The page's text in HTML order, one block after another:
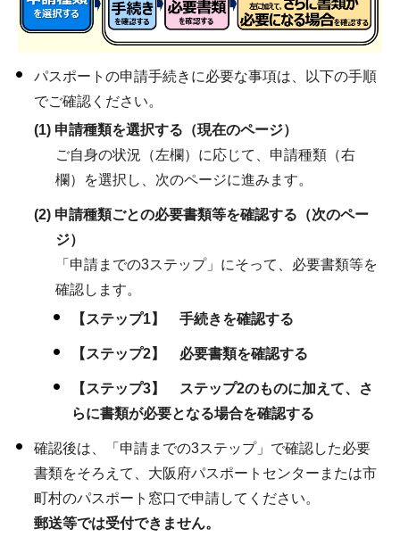
パスポートの申請手続きに必要な事項は、以下の手順
でご確認ください。
(1) 申請種類を選択する（現在のページ）
ご自身の状況（左欄）に応じて、申請種類（右
欄）を選択し、次のページに進みます。
(2) 申請種類ごとの必要書類等を確認する（次のペー
ジ）
「申請までの3ステップ」にそって、必要書類等を
確認します。
【ステップ1】 手続きを確認する
【ステップ2】 必要書類を確認する
【ステップ3】 ステップ2のものに加えて、さ
らに書類が必要となる場合を確認する
確認後は、「申請までの3ステップ」で確認した必要
書類をそろえて、大阪府パスポートセンターまたは市
町村のパスポート窓口で申請してください。
郵送等では受付できません。